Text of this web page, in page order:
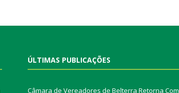
ÚLTIMAS PUBLICAÇÕES
Câmara de Vereadores de Belterra Retorna Com